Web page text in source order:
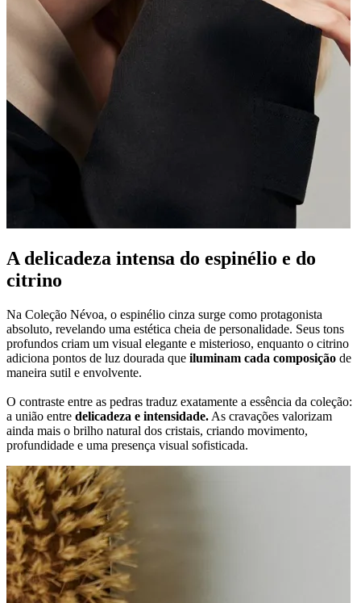
A delicadeza intensa do espinélio e do
citrino
Na Coleção Névoa, o espinélio cinza surge como protagonista
absoluto, revelando uma estética cheia de personalidade. Seus tons
profundos criam um visual elegante e misterioso, enquanto o citrino
adiciona pontos de luz dourada que iluminam cada composição de
maneira sutil e envolvente.
O contraste entre as pedras traduz exatamente a essência da coleção:
a união entre delicadeza e intensidade. As cravações valorizam
ainda mais o brilho natural dos cristais, criando movimento,
profundidade e uma presença visual sofisticada.